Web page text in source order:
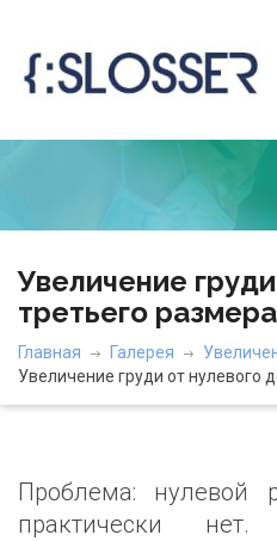
Увеличение
третьего размера
Главная Галерея
Увеличение груди от нулевого
Проблема: нулевой
практически